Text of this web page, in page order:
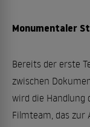
Monumentaler
Bereits der erste
zwischen
wird die Handlung
Filmteam, das zur